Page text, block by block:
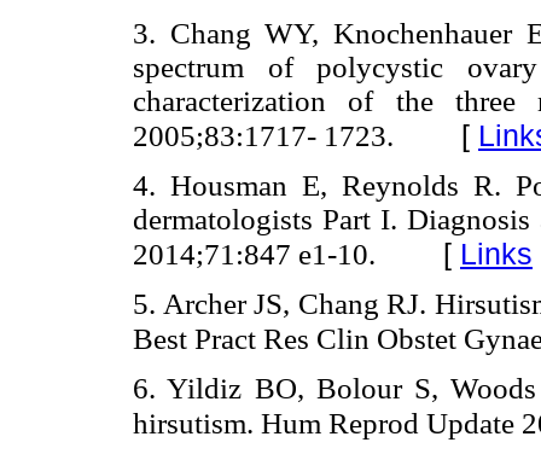
3. Chang WY, Knochenhauer
spectrum of polycystic
characterization of the
2005;83:1717- 1723. [
4. Housman E, Reynolds R.
dermatologists Part I.
2014;71:847 e1-10. [ Links
5. Archer JS, Chang RJ.
Best Pract Res Clin Obstet
6. Yildiz BO, Bolour S,
hirsutism. Hum Reprod Update